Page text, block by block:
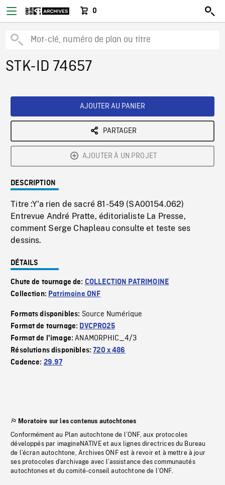
0
STK-ID 74657
AJOUTER AU PANIER
PARTAGER
AJOUTER À UN PROJET
DESCRIPTION
Titre :Y'a rien de sacré 81-549 (SA00154.062)
Entrevue André Pratte, éditorialiste La Presse,
comment Serge Chapleau consulte et teste ses
dessins.
DÉTAILS
Chute de tournage de: COLLECTION PATRIMOINE
Collection: Patrimoine ONF
Formats disponibles: Source Numérique
Format de tournage: DVCPRO25
Format de l'image:ANAMORPHIC_4/3
Résolutions disponibles:720 x 486
Cadence: 29.97
Moratoire sur les contenus autochtones
Conformément au Plan autochtone de l’ONF, aux protocoles
développés par imagineNATIVE et aux lignes directrices du Bureau
de l’écran autochtone, Archives ONF est à revoir et à mettre à jour
ses protocoles d’archivage avec l’assistance des communautés
autochtones et du comité-conseil autochtone de l’ONF.